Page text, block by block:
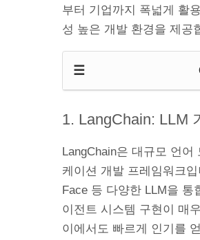
부터 기업까지 폭넓게 활
성 높은 개발 환경을 제공
☰
1. LangChain: LLM
LangChain은 대규모 언어
케이션 개발 프레임워크
Face 등 다양한 LLM을 통
이전트 시스템 구현이 매
이에서도 빠르게 인기를